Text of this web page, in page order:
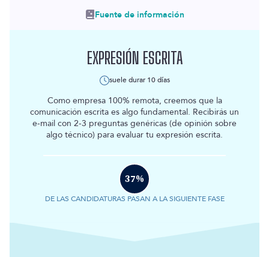
Fuente de información
EXPRESIÓN ESCRITA
suele durar 10 días
Como empresa 100% remota, creemos que la
comunicación escrita es algo fundamental. Recibirás un
e-mail con 2-3 preguntas genéricas (de opinión sobre
algo técnico) para evaluar tu expresión escrita.
37%
DE LAS CANDIDATURAS PASAN A LA SIGUIENTE FASE